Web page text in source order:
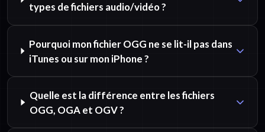
types de fichiers audio/vidéo ?
Pourquoi mon fichier OGG ne se lit-il pas dans
iTunes ou sur mon iPhone ?
Quelle est la différence entre les fichiers
OGG, OGA et OGV ?